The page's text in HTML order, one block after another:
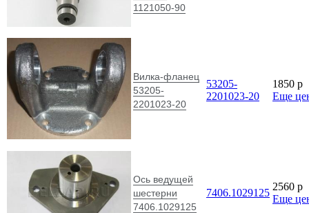
1121050-90
Вилка-фланец
53205-
2201023-20
53205-
2201023-20
1850 p
Еще
Ось ведущей
шестерни
7406.1029125
7406.1029125
2560 p
Еще